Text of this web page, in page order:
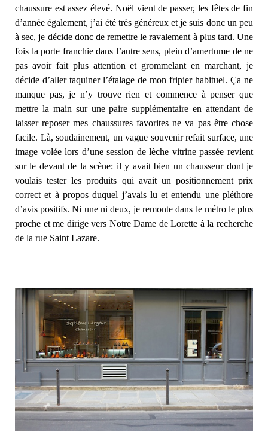
chaussure est assez élevé. Noël vient de passer, les fêtes de fin
d’année également, j’ai été très généreux et je suis donc un peu
à sec, je décide donc de remettre le ravalement à plus tard. Une
fois la porte franchie dans l’autre sens, plein d’amertume de ne
pas avoir fait plus attention et grommelant en marchant, je
décide d’aller taquiner l’étalage de mon fripier habituel. Ça ne
manque pas, je n’y trouve rien et commence à penser que
mettre la main sur une paire supplémentaire en attendant de
laisser reposer mes chaussures favorites ne va pas être chose
facile. Là, soudainement, un vague souvenir refait surface, une
image volée lors d’une session de lèche vitrine passée revient
sur le devant de la scène: il y avait bien un chausseur dont je
voulais tester les produits qui avait un positionnement prix
correct et à propos duquel j’avais lu et entendu une pléthore
d’avis positifs. Ni une ni deux, je remonte dans le métro le plus
proche et me dirige vers Notre Dame de Lorette à la recherche
de la rue Saint Lazare.